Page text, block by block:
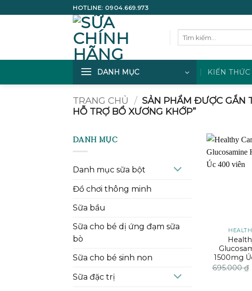
qua
HOTLINE: 0904.669.973
DANH MỤC KIẾN THỨC
TRANG CHỦ / SẢN PHẨM ĐƯỢC GẮN
HỖ TRỢ BỔ XƯƠNG KHỚP”
DANH MỤC
Danh mục sữa bột
Đồ chơi thông minh
Sữa bầu
Sữa cho bé dị ứng đạm sữa
bò
Sữa cho bé sinh non
Sữa đặc trị
1500mg
695.000₫